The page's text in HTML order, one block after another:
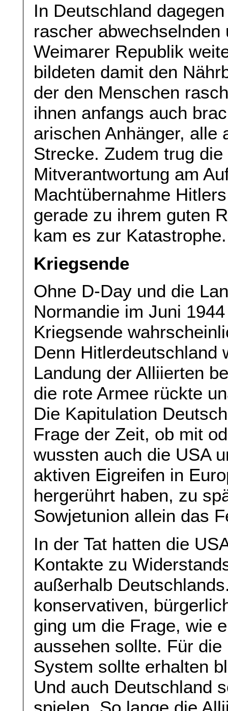
In Deutschland
rascher
Weimarer Republik
bildeten damit den
der den Menschen
ihnen anfangs auch
arischen Anhänger, alle
Strecke. Zudem trug
Mitverantwortung am
Machtübernahme
gerade zu ihrem guten
kam es zur Katastrophe.
Kriegsende
Ohne D-Day und die
Normandie im Juni
Kriegsende
Denn Hitlerdeutschland
Landung der Alliierten
die rote Armee rückte
Die Kapitulation
Frage der Zeit, ob mit
wussten auch die USA
aktiven Eigreifen in
hergerührt haben, zu
Sowjetunion allein das
In der Tat hatten die
Kontakte zu
außerhalb
konservativen,
ging um die Frage, wie
aussehen sollte. Für
System sollte erhalten
Und auch Deutschland
spielen. So lange die